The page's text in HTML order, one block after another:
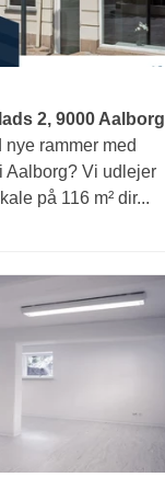
2, 9000 Aalborg
rammer med
Aalborg? Vi udlejer
på 116 m² dir...